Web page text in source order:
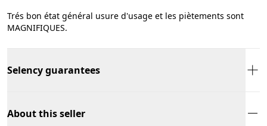
Trés bon état général usure d'usage et les piètements sont
MAGNIFIQUES.
Selency guarantees
About this seller